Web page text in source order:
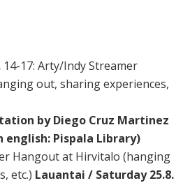
14-17: Arty/Indy Streamer
out, sharing experiences,
by Diego Cruz Martinez
Pispala Library)
Hangout at Hirvitalo (hanging
etc.) Lauantai / Saturday 25.8.